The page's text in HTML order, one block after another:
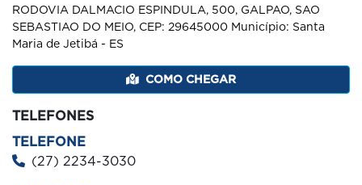
RODOVIA DALMACIO ESPINDULA, 500, GALPAO, SAO
SEBASTIAO DO MEIO, CEP: 29645000 Município: Santa
Maria de Jetibá - ES
COMO CHEGAR
TELEFONES
TELEFONE
(27) 2234-3030